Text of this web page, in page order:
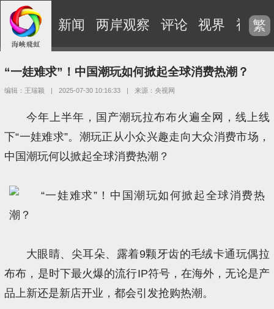
新闻 两岸观察 评论 视界 视频
繁
“一娃难求”！中国潮玩如何掀起全球消费热潮？
编辑：王瑞颖 | 2025-07-30 10:16:33 | 来源：央视网
今年上半年，国产潮玩拉布布火遍全网，线上线
下“一娃难求”。潮玩正从小众兴趣走向大众消费市场，
中国潮玩何以掀起全球消费热潮？
大眼睛、尖耳朵、露着9颗牙齿的毛绒卡通玩偶拉
布布，是时下最火爆的流行IP符号，在海外，无论是产
品上新还是新店开业，都会引发抢购热潮。